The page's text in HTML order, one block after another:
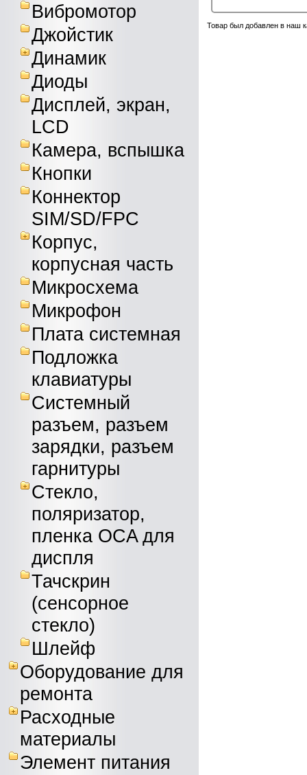
Вибромотор
Джойстик
Динамик
Диоды
Дисплей, экран,
LCD
Камера, вспышка
Кнопки
Коннектор
SIM/SD/FPC
Корпус,
корпусная часть
Микросхема
Микрофон
Плата системная
Подложка
клавиатуры
Системный
разъем, разъем
зарядки, разъем
гарнитуры
Стекло,
поляризатор,
пленка OCA для
диспля
Тачскрин
(сенсорное
стекло)
Шлейф
Оборудование для
ремонта
Расходные
материалы
Элемент питания
Товар был добавлен в наш